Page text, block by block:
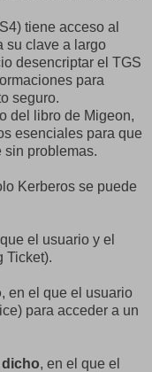
tiene acceso al
su clave a largo
desencriptar el TGS
para
seguro.
del libro de Migeon,
esenciales para que
sin problemas.
Kerberos se puede
el usuario y el
Ticket).
, en el que el usuario
para acceder a un
, en el que el